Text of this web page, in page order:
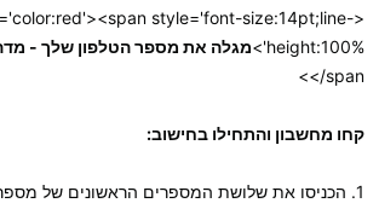
r
e
r
ה
style='font-size:14pt;line-
height:100%'>
מגלה את מספר הטלפון שלך -
</span>
קחו מחשבון והתחילו בחישוב:
1. הכניסו את שלושת המספרים הראשונים של